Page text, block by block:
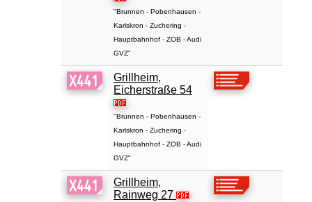
"Brunnen - Pobenhausen -
Karlskron - Zuchering -
Hauptbahnhof - ZOB - Audi
GVZ"
Grillheim,
Eicherstraße 54
"Brunnen - Pobenhausen -
Karlskron - Zuchering -
Hauptbahnhof - ZOB - Audi
GVZ"
Grillheim,
Rainweg 27